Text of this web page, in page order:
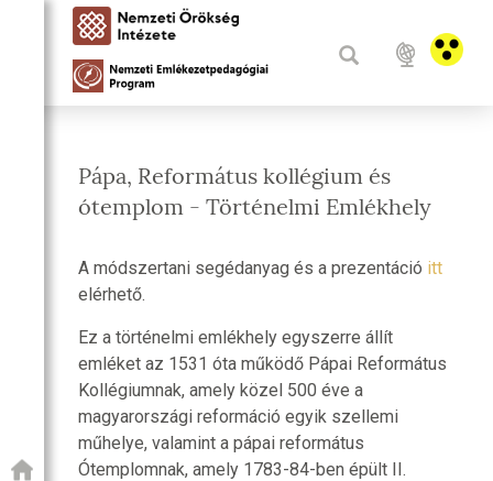
Pápa, Református kollégium és
ótemplom - Történelmi Emlékhely
A módszertani segédanyag és a prezentáció itt
elérhető.
Ez a történelmi emlékhely egyszerre állít
emléket az 1531 óta működő Pápai Református
Kollégiumnak, amely közel 500 éve a
magyarországi reformáció egyik szellemi
műhelye, valamint a pápai református
Ótemplomnak, amely 1783-84-ben épült II.